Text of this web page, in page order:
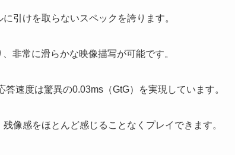
引けを取らないスペックを誇ります。
非常に滑らかな映像描写が可能です。
速度は驚異の0.03ms（GtG）を実現しています。
像感をほとんど感じることなくプレイできます。